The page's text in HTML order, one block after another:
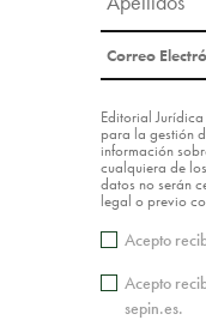
Editorial
para la gestión
información
cualquiera de
datos no serán
legal o previo
Acepto
Acepto
sepin.es.